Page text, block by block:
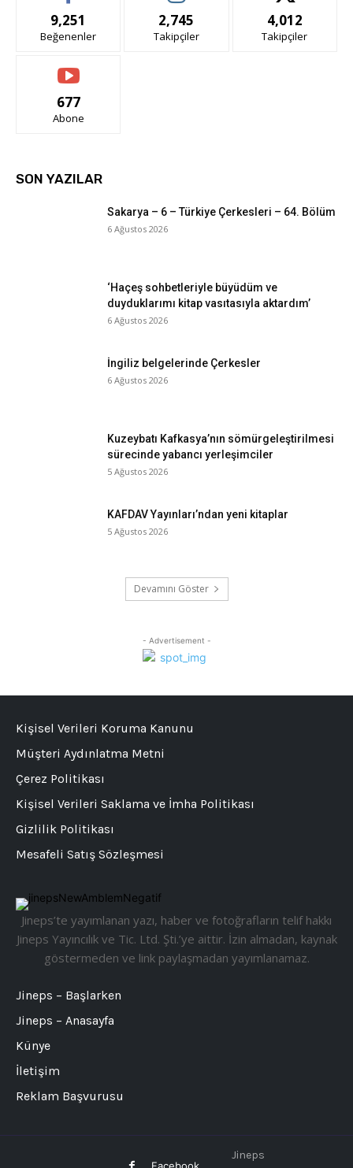
9,251
Beğenenler
2,745
Takipçiler
4,012
Takipçiler
677
Abone
SON YAZILAR
Sakarya – 6 – Türkiye Çerkesleri – 64. Bölüm
6 Ağustos 2026
‘Haçeş sohbetleriyle büyüdüm ve
duyduklarımı kitap vasıtasıyla aktardım’
6 Ağustos 2026
İngiliz belgelerinde Çerkesler
6 Ağustos 2026
Kuzeybatı Kafkasya’nın sömürgeleştirilmesi
sürecinde yabancı yerleşimciler
5 Ağustos 2026
KAFDAV Yayınları’ndan yeni kitaplar
5 Ağustos 2026
Devamını Göster
- Advertisement -
Jineps’te yayımlanan yazı, haber ve fotoğrafların telif hakkı
Jineps Yayıncılık ve Tic. Ltd. Şti.’ye aittir. İzin almadan, kaynak
göstermeden ve link paylaşmadan yayımlanamaz.
Jineps – Başlarken
Jineps – Anasayfa
Künye
İletişim
Reklam Başvurusu
Kişisel Verileri Koruma Kanunu
Müşteri Aydınlatma Metni
Çerez Politikası
Kişisel Verileri Saklama ve İmha Politikası
Gizlilik Politikası
Mesafeli Satış Sözleşmesi
Facebook
Jineps